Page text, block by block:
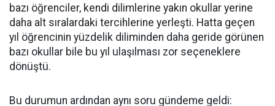
bazı öğrenciler, kendi dilimlerine yakın okullar yerine
daha alt sıralardaki tercihlerine yerleşti. Hatta geçen
yıl öğrencinin yüzdelik diliminden daha geride görünen
bazı okullar bile bu yıl ulaşılması zor seçeneklere
dönüştü.
Bu durumun ardından aynı soru gündeme geldi: